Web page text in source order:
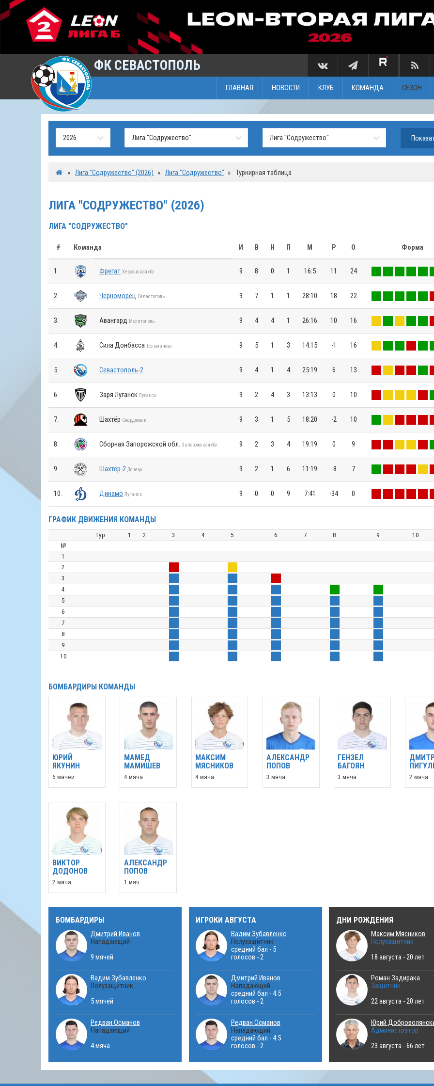
ФК СЕВАСТОПОЛЬ
ГЛАВНАЯ НОВОСТИ КЛУБ КОМАНДА СЕЗОН
» Лига "Содружество" (2026) » Лига "Содружество" » Турнирная таблица
ЛИГА "СОДРУЖЕСТВО" (2026)
ЛИГА "СОДРУЖЕСТВО"
# Команда И В Н П М Р О Форма
1. Фрегат Херсонская обл 9 8 0 1 16:5 11 24
2. Черноморец Севастополь 9 7 1 1 28:10 18 22
3. Авангард Мелитополь 9 4 4 1 26:16 10 16
4. Сила Донбасса Тельманово 9 5 1 3 14:15 -1 16
5. Севастополь-2 9 4 1 4 25:19 6 13
6. Заря Луганск Луганск 9 2 4 3 13:13 0 10
7. Шахтёр Свердловск 9 3 1 5 18:20 -2 10
8. Сборная Запорожской обл. Запорожская обл. 9 2 3 4 19:19 0 9
9. Шахтёр-2 Донецк 9 2 1 6 11:19 -8 7
10. Динамо Луганск 9 0 0 9 7:41 -34 0
ГРАФИК ДВИЖЕНИЯ КОМАНДЫ
Тур 1 2 3 4 5 6 7 8 9
10
№
1
2
3
4
5
6
7
8
9
10
БОМБАРДИРЫ КОМАНДЫ
ЮРИЙ
ЯКУНИН
6 мячей
МАМЕД
МАМИШЕВ
4 мяча
МАКСИМ
МЯСНИКОВ
4 мяча
АЛЕКСАНДР
ПОПОВ
3 мяча
ГЕНЗЕЛ
БАГОЯН
3 мяча 2 мяча
ВИКТОР
ДОДОНОВ
2 мяча
АЛЕКСАНДР
ПОПОВ
1 мяч
БОМБАРДИРЫ
Дмитрий Иванов
Нападающий
9 мячей
Вадим Зубавленко
Полузащитник
5 мячей
Редван Османов
Нападающий
4 мяча
ИГРОКИ АВГУСТА
Вадим Зубавленко
Полузащитник
средний бал - 5
голосов - 2
Дмитрий Иванов
Нападающий
средний бал - 4.5
голосов - 2
Редван Османов
Нападающий
средний бал - 4.5
голосов - 2
ДНИ РОЖДЕНИЯ
Максим Мясников
Полузащитник
18 августа - 20 лет
Роман Задирака
Защитник
22 августа - 20 лет
Юрий
Администратор
23 августа - 66 лет